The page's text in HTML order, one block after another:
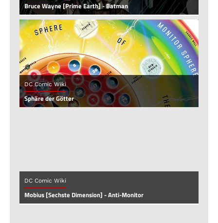
Bruce Wayne [Prime Earth] - Batman
DC Comic Wiki
Sphäre der Götter
DC Comic Wiki
Mobius [Sechste Dimension] - Anti-Monitor